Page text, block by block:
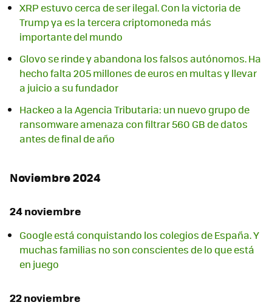
XRP estuvo cerca de ser ilegal. Con la victoria de
Trump ya es la tercera criptomoneda más
importante del mundo
Glovo se rinde y abandona los falsos autónomos. Ha
hecho falta 205 millones de euros en multas y llevar
a juicio a su fundador
Hackeo a la Agencia Tributaria: un nuevo grupo de
ransomware amenaza con filtrar 560 GB de datos
antes de final de año
Noviembre 2024
24 noviembre
Google está conquistando los colegios de España. Y
muchas familias no son conscientes de lo que está
en juego
22 noviembre